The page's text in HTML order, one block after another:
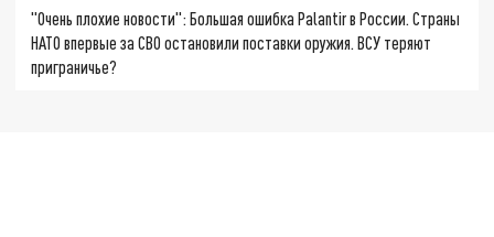
"Очень плохие новости": Большая ошибка Palantir в России. Страны
НАТО впервые за СВО остановили поставки оружия. ВСУ теряют
приграничье?